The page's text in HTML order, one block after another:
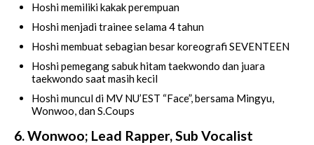
Hoshi memiliki kakak perempuan
Hoshi menjadi trainee selama 4 tahun
Hoshi membuat sebagian besar koreografi SEVENTEEN
Hoshi pemegang sabuk hitam taekwondo dan juara
taekwondo saat masih kecil
Hoshi muncul di MV NU’EST “Face”, bersama Mingyu,
Wonwoo, dan S.Coups
6. Wonwoo; Lead Rapper, Sub Vocalist